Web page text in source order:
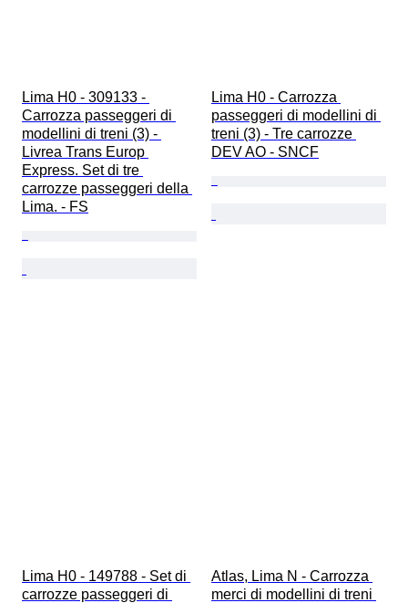
Lima H0 - 309133 -
Carrozza passeggeri di
modellini di treni (3) -
Livrea Trans Europ
Express. Set di tre
carrozze passeggeri della
Lima. - FS
Lima H0 - Carrozza
passeggeri di modellini di
treni (3) - Tre carrozze
DEV AO - SNCF
Lima H0 - 149788 - Set di
carrozze passeggeri di
Atlas, Lima N - Carrozza
merci di modellini di treni